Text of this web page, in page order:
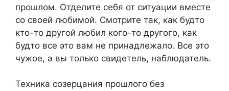
прошлом. Отделите себя от ситуации вместе
со своей любимой. Смотрите так, как будто
кто-то другой любил кого-то другого, как
будто все это вам не принадлежало. Все это
чужое, а вы только свидетель, наблюдатель.
Техника созерцания прошлого без